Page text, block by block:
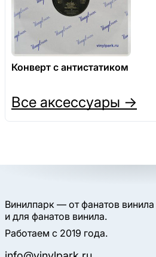
Конверт с антистатиком
Все аксессуары →
Винилпарк — от фанатов винила
и для фанатов винила.
Работаем с 2019 года.